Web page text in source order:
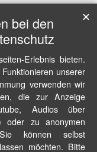
bei den
Erlebnis bieten.
unserer
verwenden wir
die zur Anzeige
Audios über
oder zu anonymen
können selbst
möchten. Bitte
✕